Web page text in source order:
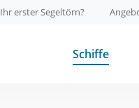
Ihr erster Segeltörn?
Schiffe